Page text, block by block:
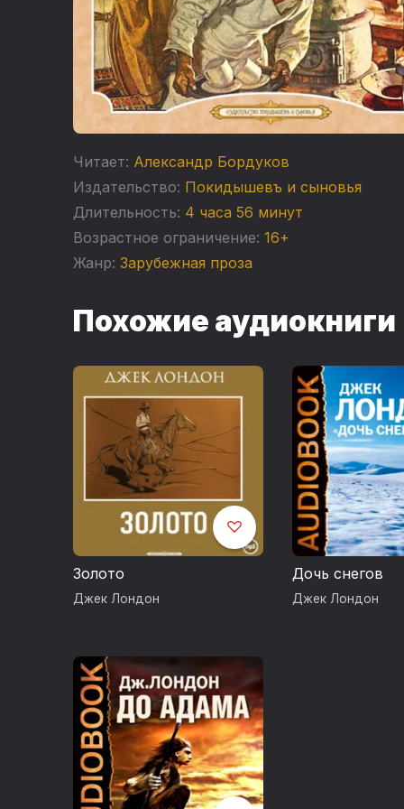
Читает: Александр Бордуков
Издательство: Покидышевъ и сыновья
Длительность: 4 часа 56 минут
Возрастное ограничение: 16+
Жанр: Зарубежная проза
Похожие аудиокниги
Золото
Джек Лондон
Дочь снегов
Джек Лондон